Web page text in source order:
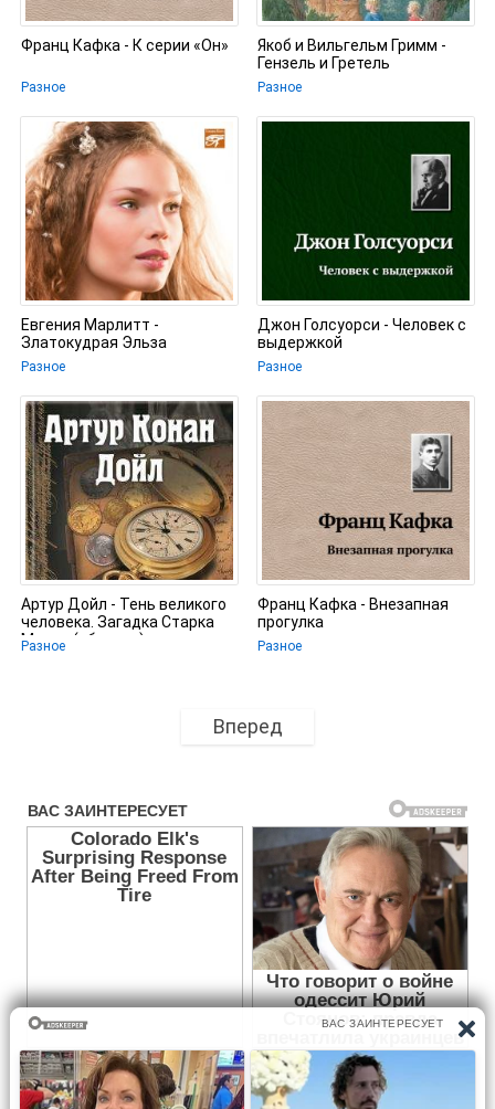
Франц Кафка - К серии «Он»
Разное
Якоб и Вильгельм Гримм -
Гензель и Гретель
Разное
Евгения Марлитт -
Златокудрая Эльза
Разное
Джон Голсуорси - Человек с
выдержкой
Разное
Артур Дойл - Тень великого
человека. Загадка Старка
Манро (сборник)
Разное
Франц Кафка - Внезапная
прогулка
Разное
Вперед